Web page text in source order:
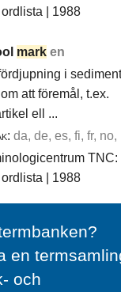
| 1988
mark en
i
att föremål, t.ex.
ell ...
da, de, es, fi, fr, no,
TNC:
| 1988
en
och